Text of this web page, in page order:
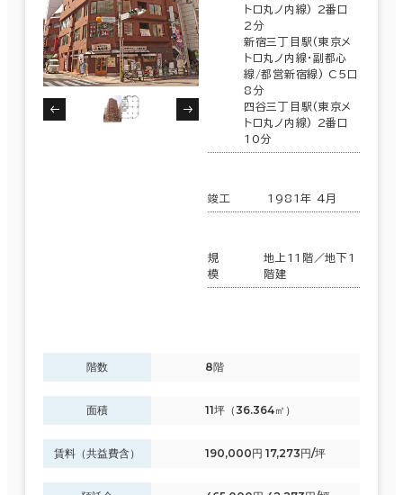
トロ丸ノ内線) 2番口
2分
新宿三丁目駅(東京メ
トロ丸ノ内線･副都心
線/都営新宿線) C5口
8分
四谷三丁目駅(東京メ
トロ丸ノ内線) 2番口
10分
竣工 1981年 4月
規
模
地上11階／地下1
階建
階数 8階
面積 11坪（36.364㎡）
賃料（共益費含） 190,000円 17,273円/坪